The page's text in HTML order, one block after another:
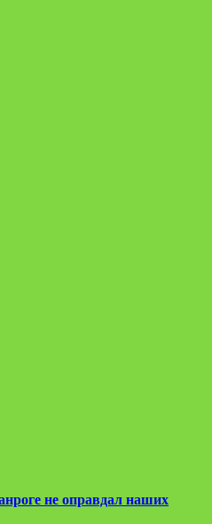
не оправдал наших